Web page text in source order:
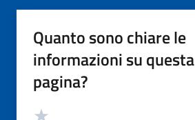
Quanto sono chiare le
informazioni su questa
pagina?
Valutazione